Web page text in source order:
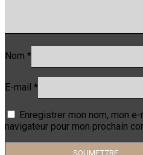
Nom *
E-mail *
Enregistrer mon nom, mon
navigateur pour mon prochain